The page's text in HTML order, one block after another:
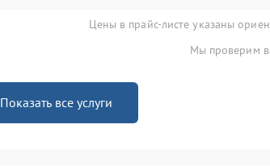
Цены в прайс-листе указаны
Мы проверим
Показать все услуги